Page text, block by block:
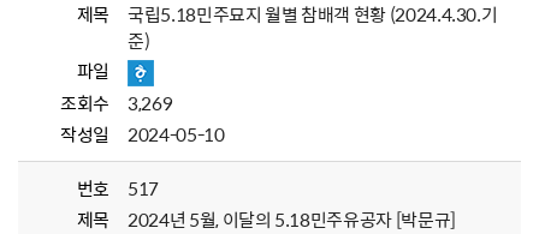
제목
국립5.18민주묘지 월별 참배객 현황 (2024.4.30.기
준)
파일
조회수
3,269
작성일
2024-05-10
번호
517
제목
2024년 5월, 이달의 5.18민주유공자 [박문규]